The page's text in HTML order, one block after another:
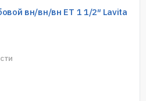
вн/вн/вн ET 1 1/2″ Lavita